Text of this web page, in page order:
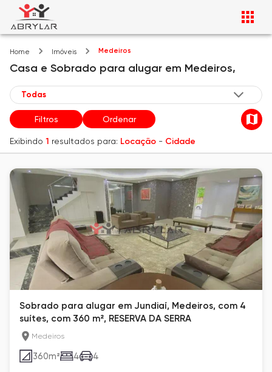
Home Imóveis Medeiros
Casa e Sobrado para alugar em Medeiros,
Filtros Ordenar
Exibindo 1 resultados para: Locação - Cidade
Sobrado para alugar em Jundiaí, Medeiros, com 4
suítes, com 360 m², RESERVA DA SERRA
Medeiros
360m² 4 4